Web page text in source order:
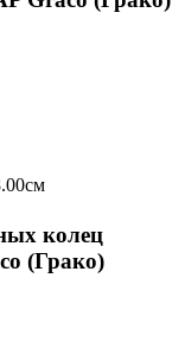
колец
(Грако)